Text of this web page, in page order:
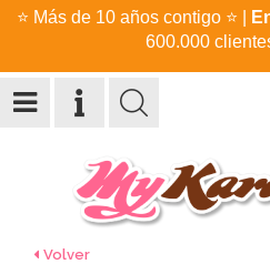
⭐ Más de 10 años contigo ⭐
600.000
Volver